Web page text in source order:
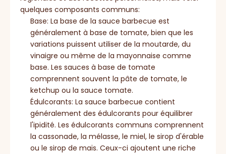
quelques composants communs:
Base: La base de la sauce barbecue est
généralement à base de tomate, bien que les
variations puissent utiliser de la moutarde, du
vinaigre ou même de la mayonnaise comme
base. Les sauces à base de tomate
comprennent souvent la pâte de tomate, le
ketchup ou la sauce tomate.
Édulcorants: La sauce barbecue contient
généralement des édulcorants pour équilibrer
l'ipidité. Les édulcorants communs comprennent
la cassonade, la mélasse, le miel, le sirop d'érable
ou le sirop de maïs. Ceux-ci ajoutent une riche